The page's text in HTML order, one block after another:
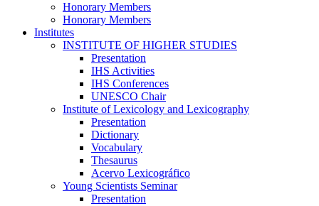
Honorary Members
Honorary Members
Institutes
INSTITUTE OF HIGHER STUDIES
Presentation
IHS Activities
IHS Conferences
UNESCO Chair
Institute of Lexicology and Lexicography
Presentation
Dictionary
Vocabulary
Thesaurus
Acervo Lexicográfico
Young Scientists Seminar
Presentation